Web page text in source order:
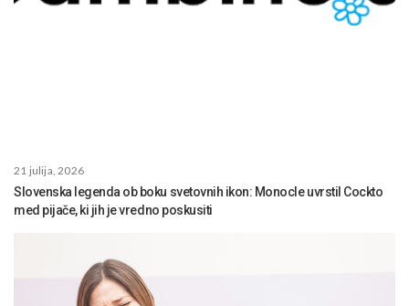
21 julija, 2026
Slovenska legenda ob boku svetovnih ikon: Monocle uvrstil Cockto
med pijače, ki jih je vredno poskusiti